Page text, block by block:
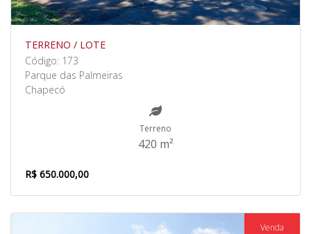
TERRENO / LOTE
Código: 173
Parque das Palmeiras
Chapecó
Terreno
420 m²
R$ 650.000,00
Venda